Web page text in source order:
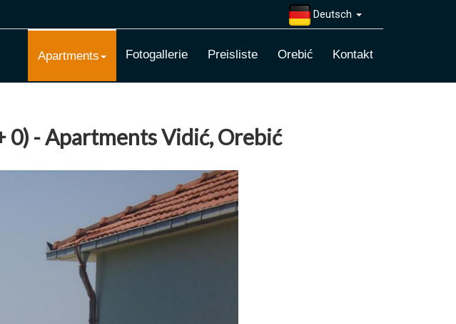
Deutsch
Apartments Fotogallerie Preisliste Orebić Kontakt
- Apartments Vidić, Orebić